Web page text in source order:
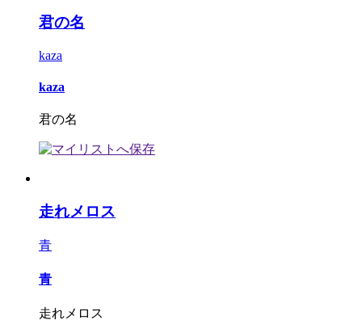
君の名
kaza
kaza
君の名
走れメロス
青
青
走れメロス